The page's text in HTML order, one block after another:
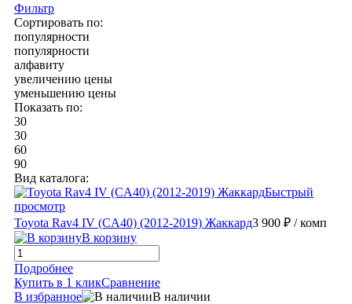
Фильтр
Сортировать по:
популярности
популярности
алфавиту
увеличению цены
уменьшению цены
Показать по:
30
30
60
90
Вид каталога:
Быстрый
просмотр
Toyota Rav4 IV (CA40) (2012-2019) Жаккард3 900 ₽ / комп
В корзину
Подробнее
Купить в 1 кликСравнение
В избранное
В наличии